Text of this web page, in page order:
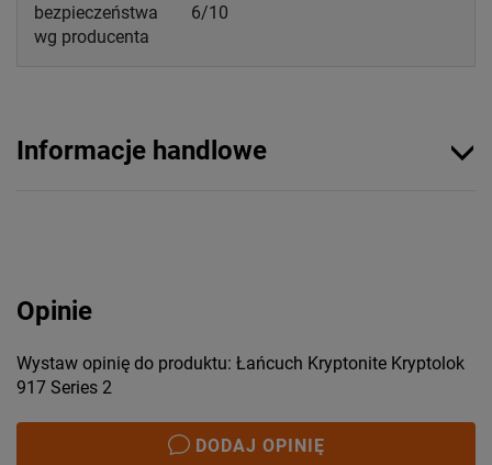
bezpieczeństwa
wg producenta
6/10
Informacje handlowe
Opinie
Wystaw opinię do produktu: Łańcuch Kryptonite Kryptolok
917 Series 2
DODAJ OPINIĘ